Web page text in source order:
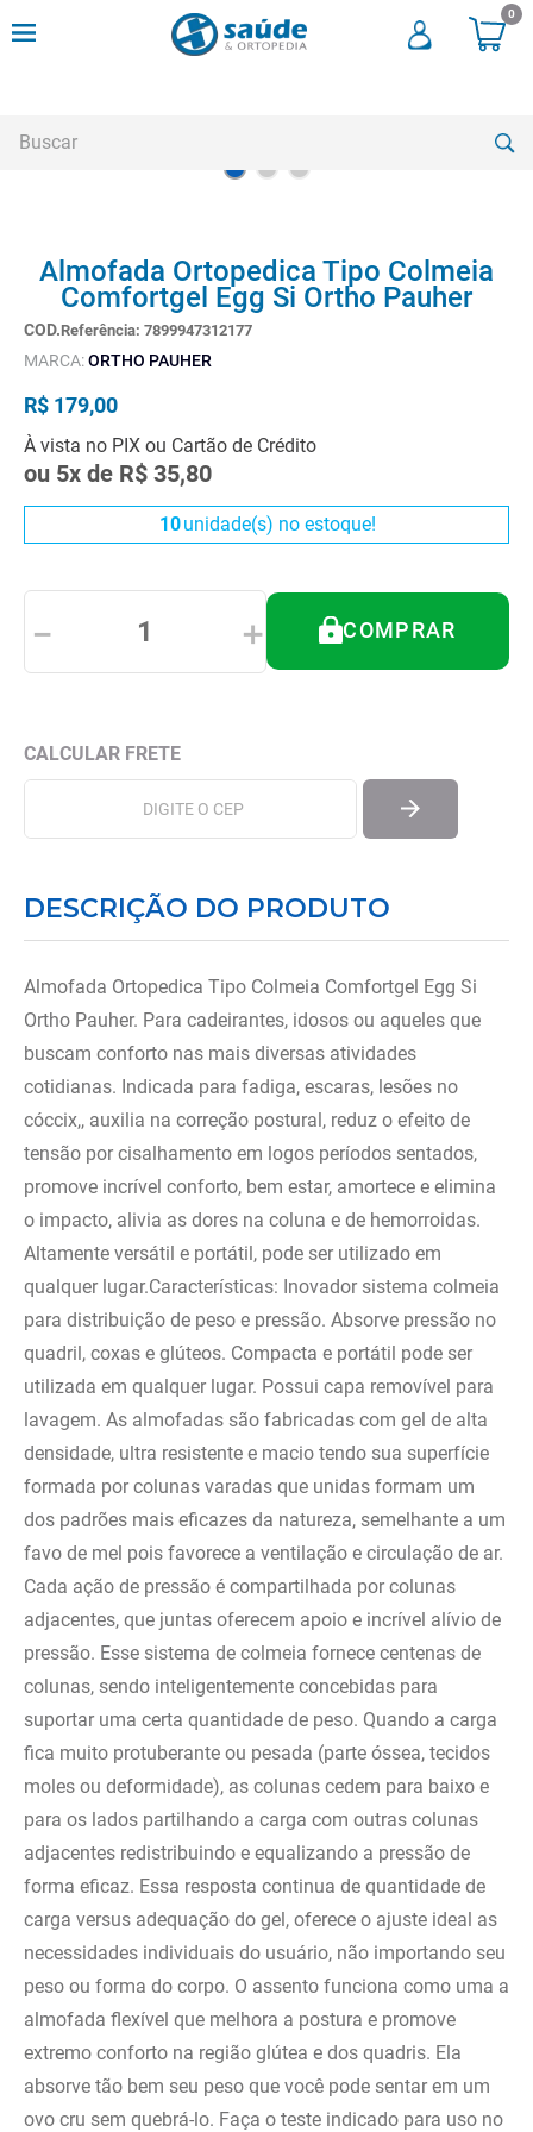
0
Almofada Ortopedica Tipo Colmeia
Comfortgel Egg Si Ortho Pauher
Referência: 7899947312177
MARCA:ORTHO PAUHER
R$ 179,00
À vista no PIX ou Cartão de Crédito
ou 5x de R$ 35,80
10unidade(s) no estoque!
＋
－ COMPRAR
DESCRIÇÃO DO PRODUTO
Almofada Ortopedica Tipo Colmeia Comfortgel Egg Si
Ortho Pauher. Para cadeirantes, idosos ou aqueles que
buscam conforto nas mais diversas atividades
cotidianas. Indicada para fadiga, escaras, lesões no
cóccix,, auxilia na correção postural, reduz o efeito de
tensão por cisalhamento em logos períodos sentados,
promove incrível conforto, bem estar, amortece e elimina
o impacto, alivia as dores na coluna e de hemorroidas.
Altamente versátil e portátil, pode ser utilizado em
qualquer lugar.Características: Inovador sistema colmeia
para distribuição de peso e pressão. Absorve pressão no
quadril, coxas e glúteos. Compacta e portátil pode ser
utilizada em qualquer lugar. Possui capa removível para
lavagem. As almofadas são fabricadas com gel de alta
densidade, ultra resistente e macio tendo sua superfície
formada por colunas varadas que unidas formam um
dos padrões mais eficazes da natureza, semelhante a um
favo de mel pois favorece a ventilação e circulação de ar.
Cada ação de pressão é compartilhada por colunas
adjacentes, que juntas oferecem apoio e incrível alívio de
pressão. Esse sistema de colmeia fornece centenas de
colunas, sendo inteligentemente concebidas para
suportar uma certa quantidade de peso. Quando a carga
fica muito protuberante ou pesada (parte óssea, tecidos
moles ou deformidade), as colunas cedem para baixo e
para os lados partilhando a carga com outras colunas
adjacentes redistribuindo e equalizando a pressão de
forma eficaz. Essa resposta continua de quantidade de
carga versus adequação do gel, oferece o ajuste ideal as
necessidades individuais do usuário, não importando seu
peso ou forma do corpo. O assento funciona como uma a
almofada flexível que melhora a postura e promove
extremo conforto na região glútea e dos quadris. Ela
absorve tão bem seu peso que você pode sentar em um
ovo cru sem quebrá-lo. Faça o teste indicado para uso no
andadores
meia compressao
3º
cadeira rodas
4º
cadeira higienica
5º
munique
6º
tipoia
ortese polegar punho